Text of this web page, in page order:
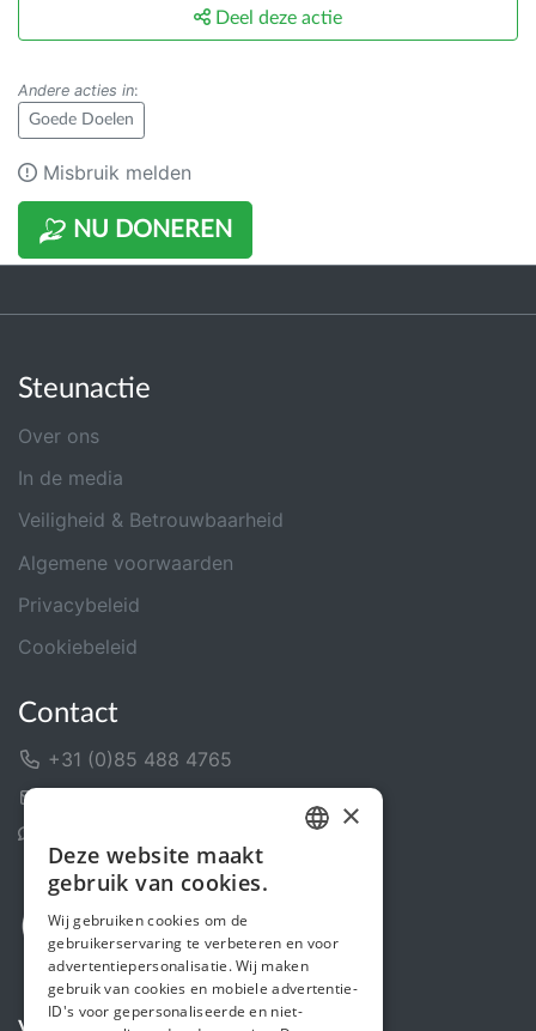
NU DONEREN
Deel deze actie
Andere acties in:
Goede Doelen
Misbruik melden
Steunactie
Over ons
In de media
Veiligheid & Betrouwbaarheid
Algemene voorwaarden
Privacybeleid
Cookiebeleid
Contact
+31 (0)85 488 4765
ENGLISH
×
Deze website maakt
gebruik van cookies.
Wij gebruiken cookies om de
gebruikerservaring te verbeteren en voor
advertentiepersonalisatie. Wij maken
gebruik van cookies en mobiele advertentie-
ID's voor gepersonaliseerde en niet-